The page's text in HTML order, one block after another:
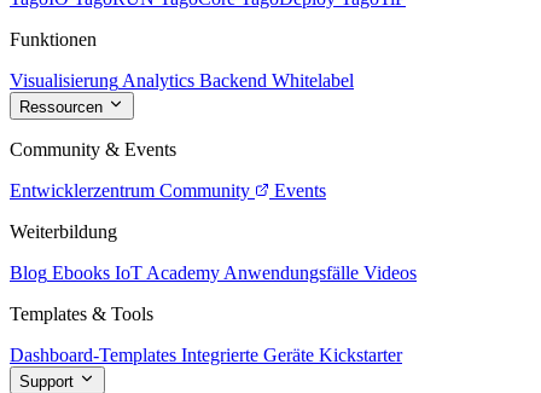
Funktionen
Visualisierung Analytics Backend Whitelabel
Ressourcen
Community & Events
Entwicklerzentrum Community
Events
Weiterbildung
Blog Ebooks IoT Academy Anwendungsfälle Videos
Templates & Tools
Dashboard-Templates Integrierte Geräte Kickstarter
Support